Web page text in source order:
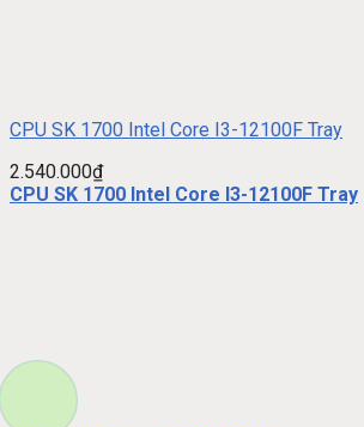
CPU SK 1700 Intel Core I3-12100F Tray
2.540.000₫
CPU SK 1700 Intel Core I3-12100F Tray